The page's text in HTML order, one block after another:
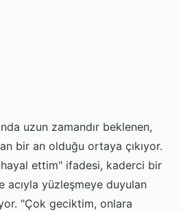
uzun zamandır beklenen,
bir an olduğu ortaya çıkıyor.
ettim" ifadesi, kaderci bir
acıyla yüzleşmeye duyulan
"Çok geciktim, onlara